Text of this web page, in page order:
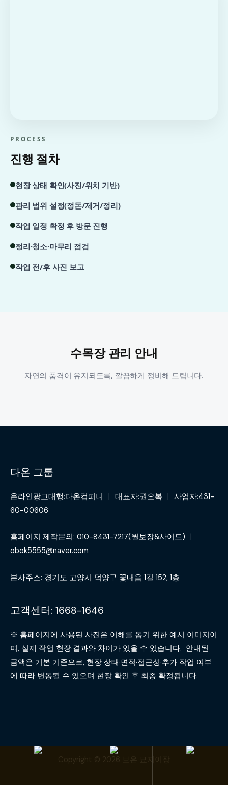
PROCESS
진행 절차
현장 상태 확인(사진/위치 기반)
관리 범위 설정(정돈/제거/정리)
작업 일정 확정 후 방문 진행
정리·청소·마무리 점검
작업 전/후 사진 보고
수목장 관리 안내
자연의 품격이 유지되도록, 깔끔하게 정비해 드립니다.
다온 그룹
온라인광고대행:다온컴퍼니 ㅣ 대표자:권오복 ㅣ 사업자:431-
60-00606
홈페이지 제작문의: 010-8431-7217(월보장&사이드) ㅣ
obok5555@naver.com
본사주소: 경기도 고양시 덕양구 꽃내음 1길 152, 1층
고객센터: 1668-1646
※ 홈페이지에 사용된 사진은 이해를 돕기 위한 예시 이미지이
며, 실제 작업 현장·결과와 차이가 있을 수 있습니다. 안내된
금액은 기본 기준으로, 현장 상태·면적·접근성·추가 작업 여부
에 따라 변동될 수 있으며 현장 확인 후 최종 확정됩니다.
Copyright © 2026 보은 묘지이장